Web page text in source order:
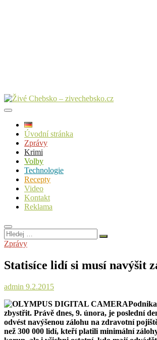
Úvodní stránka
Zprávy
Krimi
Volby
Technologie
Recepty
Video
Kontakt
Reklama
Hledej
…
Zprávy
Statisíce lidí si musí navýšit
admin 9.2.2015
zbystřit. Právě dnes, 9. února, je poslední
odvést navýšenou zálohu na zdravotní
než 300 000 lidí, kteří platili minimální